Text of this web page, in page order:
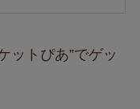
ットぴあ”でゲッ